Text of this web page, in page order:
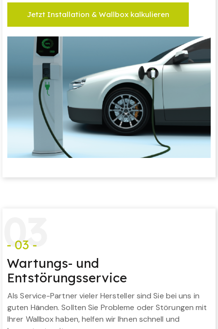
Jetzt Installation & Wallbox kalkulieren
03
- 03 -
Wartungs- und
Entstörungsservice
Als Service-Partner vieler Hersteller sind Sie bei uns in
guten Händen. Sollten Sie Probleme oder Störungen mit
Ihrer Wallbox haben, helfen wir Ihnen schnell und